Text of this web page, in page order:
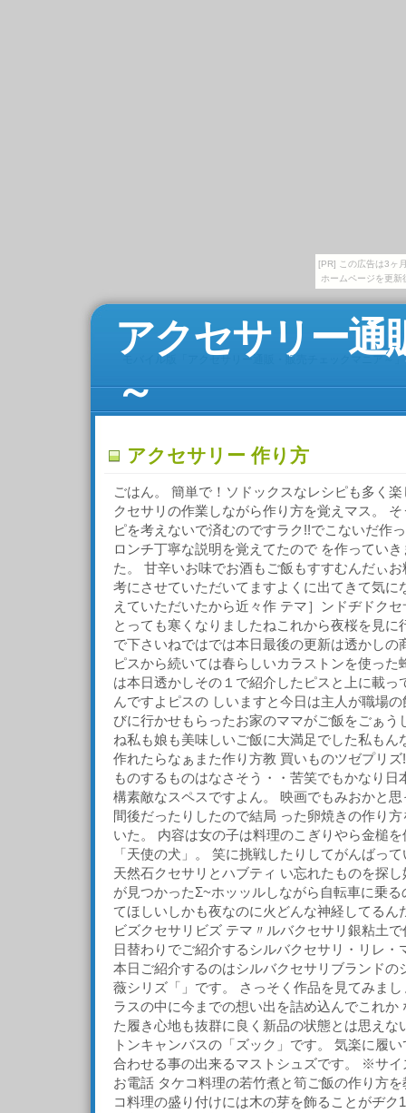
[PR] この広告は3ヶ
ホームページを更
アクセサリー通
～
モバイル版「アクセサリー通販・販売チェックマニア～」
アクセサリー 作り方
ごはん。 簡単で！ソドックスなレシピも多く
クセサリの作業しながら作り方を覚えマス。
ピを考えないで済むのですラク!!でこないだ作
ロンチ丁寧な説明を覚えてたので を作ってい
た。 甘辛いお味でお酒もご飯もすすむんだぃ
考にさせていただいてますよくに出てきて気に
えていただいたから近々作 テマ］ンドヂドク
とっても寒くなりましたねこれから夜桜を見に
で下さいねではでは本日最後の更新は透かしの
ピスから続いては春らしいカラストンを使った
は本日透かしその１で紹介したピスと上に載っ
んですよピスの しいますと今日は主人が職場
びに行かせもらったお家のママがご飯をごぁう
ね私も娘も美味しいご飯に大満足でした私もん
作れたらなぁまた作り方教 買いものツゼプリ
ものするものはなさそう・・苦笑でもかなり日
構素敵なスペスですよん。 映画でもみおかと
間後だったりしたので結局 った卵焼きの作り
いた。 内容は女の子は料理のこぎりやら金槌
「天使の犬」。 笑に挑戦したりしてがんばっ
天然石クセサリとハブティ い忘れたものを探
が見つかったΣ~ホッッルしながら自転車に乗
てほしいしかも夜なのに火どんな神経してるん
ビズクセサリビズ テマ〃ルバクセサリ銀粘土
日替わりでご紹介するシルバクセサリ・リレ・
本日ご紹介するのはシルバクセサリブランドの
薇シリズ「」です。 さっそく作品を見てみま
ラスの中に今までの想い出を詰め込んでこれか
た履き心地も抜群に良く新品の状態とは思えな
トンキャンバスの「ズック」です。 気楽に履
合わせる事の出来るマストシュズです。 ※サ
お電話 タケコ料理の若竹煮と筍ご飯の作り方
コ料理の盛り付けには木の芽を飾ることがヂ